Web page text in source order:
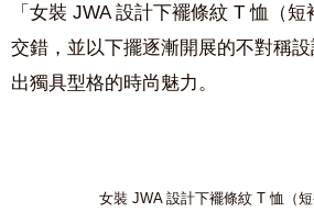
「女裝 JWA設計下襬條紋 T恤（短
交錯，並以下擺逐漸開展的不對稱
出獨具型格的時尚魅力。
女裝 JWA 設計下襬條紋 T 恤（